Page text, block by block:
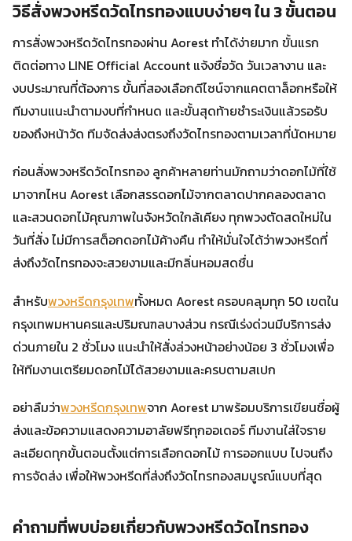
วิธีสั่งพวงหรีดวัดไทรทองแบบง่ายๆ ใน 3 ขั้นตอน
การสั่งพวงหรีดวัดไทรทองผ่าน Aorest ทำได้ง่ายมาก ขั้นแรก
ติดต่อทาง LINE Official Account แจ้งชื่อวัด วันเวลางาน และ
งบประมาณที่ต้องการ ขั้นที่สองเลือกดีไซน์จากแคตตาล็อกหรือให้
ทีมงานแนะนำตามงบที่กำหนด และขั้นสุดท้ายชำระเงินแล้วรอรับ
ของถึงหน้าวัด ทีมจัดส่งส่งตรงถึงวัดไทรทองตามเวลาที่นัดหมาย
ก่อนสั่งพวงหรีดวัดไทรทอง ลูกค้าหลายท่านมักถามว่าดอกไม้ที่ใช้
มาจากไหน Aorest เลือกสรรดอกไม้จากตลาดปากคลองตลาด
และสวนดอกไม้คุณภาพในจังหวัดใกล้เคียง ทุกพวงตัดสดใหม่ใน
วันที่สั่ง ไม่มีการสต็อกดอกไม้ค้างคืน ทำให้มั่นใจได้ว่าพวงหรีดที่
ส่งถึงวัดไทรทองจะสวยงามและมีกลิ่นหอมสดชื่น
สำหรับพวงหรีดกรุงเทพทั้งหมด Aorest ครอบคลุมทุก 50 เขตใน
กรุงเทพมหานครและปริมณฑลบางส่วน กรณีเร่งด่วนมีบริการส่ง
ด่วนภายใน 2 ชั่วโมง แนะนำให้สั่งล่วงหน้าอย่างน้อย 3 ชั่วโมงเพื่อ
ให้ทีมงานเตรียมดอกไม้ได้สวยงามและครบตามสเปก
อย่าลืมว่าพวงหรีดกรุงเทพจาก Aorest มาพร้อมบริการเขียนชื่อผู้
ส่งและข้อความแสดงความอาลัยฟรีทุกออเดอร์ ทีมงานใส่ใจราย
ละเอียดทุกขั้นตอนตั้งแต่การเลือกดอกไม้ การออกแบบ ไปจนถึง
การจัดส่ง เพื่อให้พวงหรีดที่ส่งถึงวัดไทรทองสมบูรณ์แบบที่สุด
คำถามที่พบบ่อยเกี่ยวกับพวงหรีดวัดไทรทอง